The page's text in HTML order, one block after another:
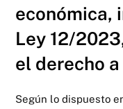
económica,
Ley 12/
el derecho
Según lo dispuesto